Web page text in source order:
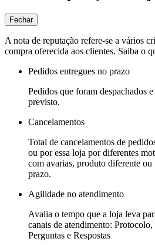
Fechar
A nota de reputação refere-se a vários
compra oferecida aos clientes. Saiba o
Pedidos entregues no prazo
Pedidos que foram despachados
previsto.
Cancelamentos
Total de cancelamentos de
ou por essa loja por diferentes
com avarias, produto diferente
prazo.
Agilidade no atendimento
Avalia o tempo que a loja leva
canais de atendimento:
Perguntas e Respostas